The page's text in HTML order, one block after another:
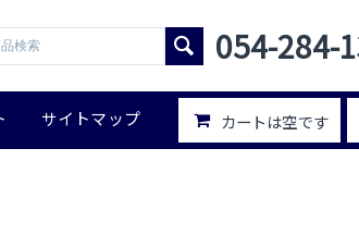
054-284-
サイトマップ カートは空です